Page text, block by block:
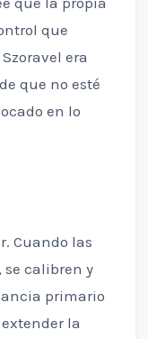
que
era
que no esté
en lo
Cuando las
se calibren y
primario
la